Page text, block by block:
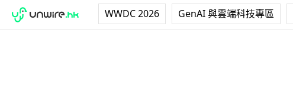
WWDC 2026 GenAI 與雲端科技專區